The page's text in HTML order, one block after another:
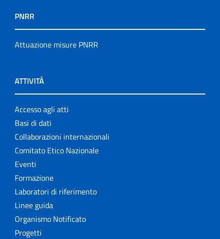
PNRR
Attuazione misure PNRR
ATTIVITÀ
Accesso agli atti
Basi di dati
Collaborazioni internazionali
Comitato Etico Nazionale
Eventi
Formazione
Laboratori di riferimento
Linee guida
Organismo Notificato
Progetti